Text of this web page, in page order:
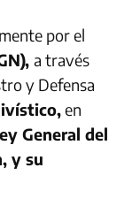
por el
a través
y Defensa
en
General del
y su